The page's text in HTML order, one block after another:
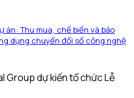
án: Thu mua, chế biến và bảo
dụng chuyển đổi số công nghệ
dự kiến tổ chức Lễ